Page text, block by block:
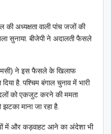
की अध्यक्षता वाली पांच जजों की
सुनाया. बीजेपी ने अदालती फैसले
ने इस फैसले के खिलाफ
है. पश्चिम बंगाल चुनाव में भारी
दलों को एकजुट करने की ममता
माना जा रहा है.
में और कड़वाहट आने का अंदेशा भी